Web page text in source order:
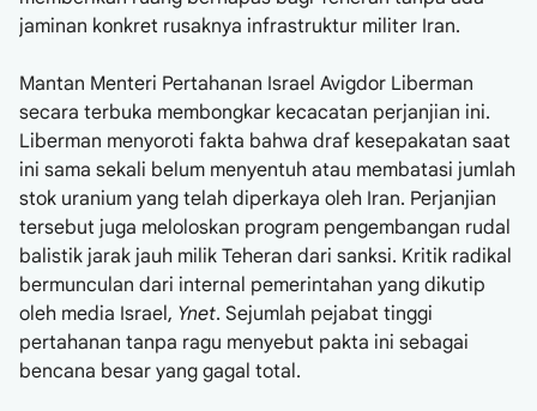
jaminan konkret rusaknya infrastruktur militer Iran.
Mantan Menteri Pertahanan Israel Avigdor Liberman
secara terbuka membongkar kecacatan perjanjian ini.
Liberman menyoroti fakta bahwa draf kesepakatan saat
ini sama sekali belum menyentuh atau membatasi jumlah
stok uranium yang telah diperkaya oleh Iran. Perjanjian
tersebut juga meloloskan program pengembangan rudal
balistik jarak jauh milik Teheran dari sanksi. Kritik radikal
bermunculan dari internal pemerintahan yang dikutip
oleh media Israel, Ynet. Sejumlah pejabat tinggi
pertahanan tanpa ragu menyebut pakta ini sebagai
bencana besar yang gagal total.